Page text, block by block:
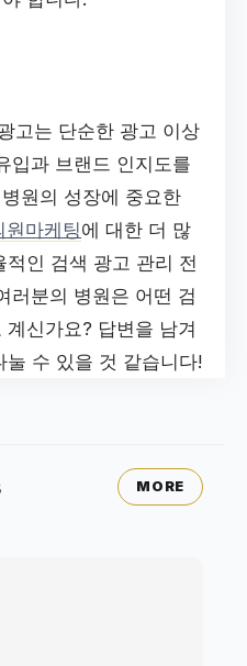
고는 단순한 광고 이상
입과 브랜드 인지도를
원의 성장에 중요한
원마케팅에 대한 더 많
인 검색 광고 관리 전
러분의 병원은 어떤 검
신가요? 답변을 남겨
수 있을 것 같습니다!
MORE